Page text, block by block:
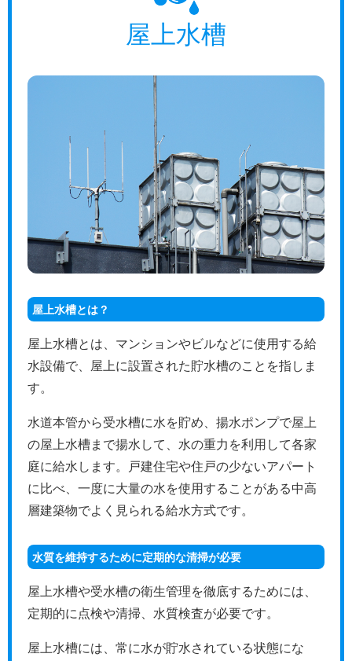
屋上水槽
屋上水槽とは？
屋上水槽とは、マンションやビルなどに使用する給
水設備で、屋上に設置された貯水槽のことを指しま
す。
水道本管から受水槽に水を貯め、揚水ポンプで屋上
の屋上水槽まで揚水して、水の重力を利用して各家
庭に給水します。戸建住宅や住戸の少ないアパート
に比べ、一度に大量の水を使用することがある中高
層建築物でよく見られる給水方式です。
水質を維持するために定期的な清掃が必要
屋上水槽や受水槽の衛生管理を徹底するためには、
定期的に点検や清掃、水質検査が必要です。
屋上水槽には、常に水が貯水されている状態にな